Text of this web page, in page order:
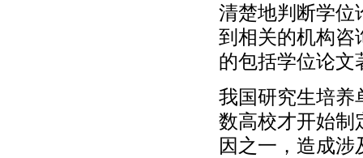
清楚地判断学位
到相关的机构咨
的包括学位论文
我国研究生培养
数高校才开始制
因之一，造成